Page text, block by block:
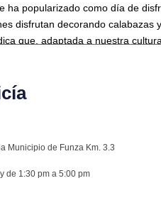
ha popularizado como día de
disfrutan decorando calabazas y
que, adaptada a nuestra
Municipio de Funza Km. 3.3
de 1:30 pm a 5:00 pm